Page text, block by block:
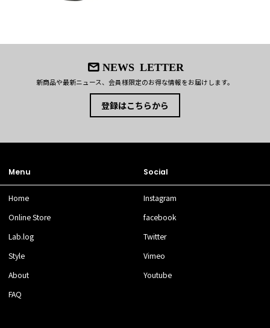
NEWS LETTER
新商品や最新ニュース、会員様限定のお得な情報をお届けします。
登録はこちらから
Menu
Home
Online Store
Lab.log
Style
About
FAQ
Social
Instagram
facebook
Twitter
Vimeo
Youtube